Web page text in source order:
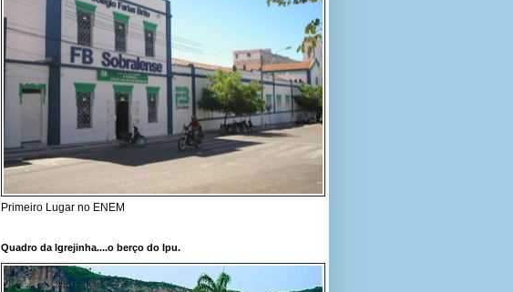
Primeiro Lugar no ENEM
Quadro da Igrejinha....o berço do Ipu.